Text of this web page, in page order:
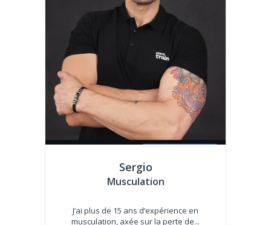
Sergio
Musculation
J’ai plus de 15 ans d’expérience en
musculation, axée sur la perte de...